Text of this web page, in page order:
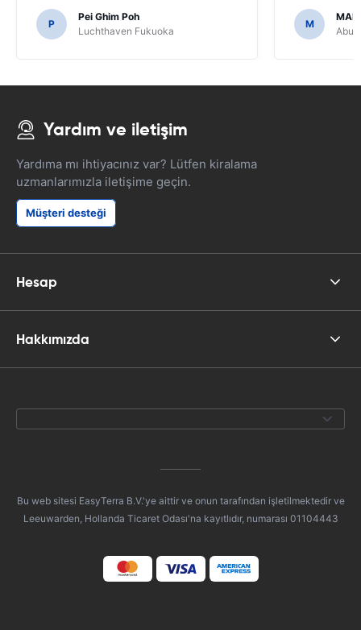
ettik.Japon yollarda gezinmek için
gerekli olduğu için bir GPS almaya karar
verirsek korkunç olurdu.
P
Pei Ghim Poh
Luchthaven Fukuoka
bir hale
M
Abu
Yardım ve iletişim
Yardıma mı ihtiyacınız var? Lütfen kiralama
uzmanlarımızla iletişime geçin.
Müşteri desteği
Hesap
Hakkımızda
Bu web sitesi EasyTerra B.V.'ye aittir ve onun tarafından işletilmektedir ve
Leeuwarden, Hollanda Ticaret Odası'na kayıtlıdır, numarası 01104443